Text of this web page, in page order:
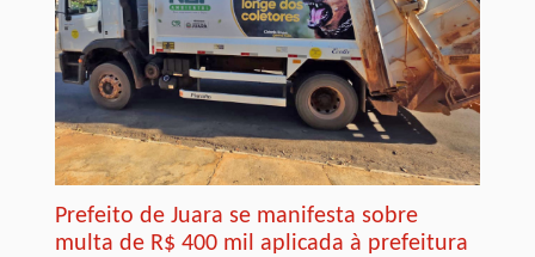
Prefeito de Juara se manifesta sobre
multa de R$ 400 mil aplicada à prefeitura